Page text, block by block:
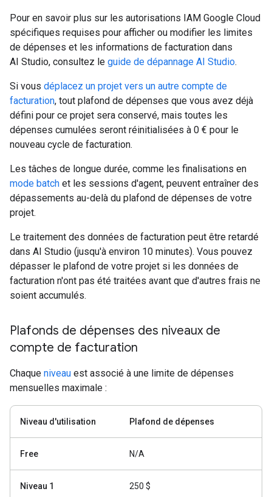
Pour en savoir plus sur les autorisations IAM Google Cloud
spécifiques requises pour afficher ou modifier les limites
de dépenses et les informations de facturation dans
AI Studio, consultez le guide de dépannage AI Studio.
Si vous déplacez un projet vers un autre compte de
facturation, tout plafond de dépenses que vous avez déjà
défini pour ce projet sera conservé, mais toutes les
dépenses cumulées seront réinitialisées à 0 € pour le
nouveau cycle de facturation.
Les tâches de longue durée, comme les finalisations en
mode batch et les sessions d'agent, peuvent entraîner des
dépassements au-delà du plafond de dépenses de votre
projet.
Le traitement des données de facturation peut être retardé
dans AI Studio (jusqu'à environ 10 minutes). Vous pouvez
dépasser le plafond de votre projet si les données de
facturation n'ont pas été traitées avant que d'autres frais ne
soient accumulés.
Plafonds de dépenses des niveaux de
compte de facturation
Chaque niveau est associé à une limite de dépenses
mensuelles maximale :
Niveau d'utilisation Plafond de dépenses
Free N/A
Niveau 1 250 $